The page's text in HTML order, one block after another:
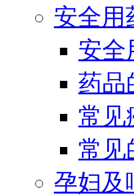
安全用
安全
药品
常见
常见
孕妇及